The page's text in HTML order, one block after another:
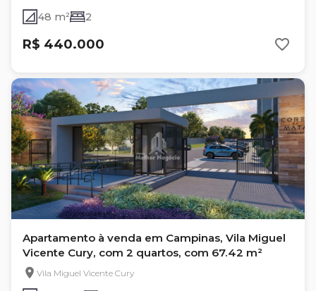
48 m² 2
R$ 440.000
Apartamento à venda em Campinas, Vila Miguel
Vicente Cury, com 2 quartos, com 67.42 m²
Vila Miguel Vicente Cury